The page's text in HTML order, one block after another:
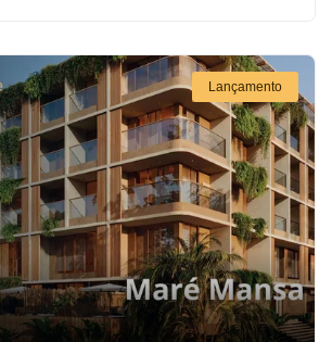
Lançamento